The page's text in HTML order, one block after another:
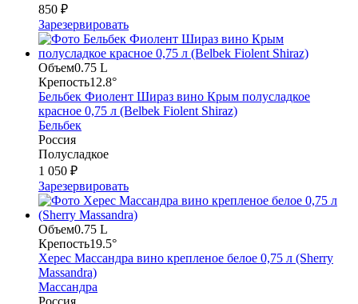
850 ₽
Зарезервировать
Объем0.75 L
Крепость12.8°
Бельбек Фиолент Шираз вино Крым полусладкое
красное 0,75 л (Belbek Fiolent Shiraz)
Бельбек
Россия
Полусладкое
1 050 ₽
Зарезервировать
Объем0.75 L
Крепость19.5°
Херес Массандра вино крепленое белое 0,75 л (Sherry
Massandra)
Массандра
Россия